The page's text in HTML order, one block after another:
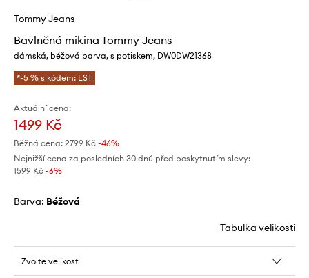
Tommy Jeans
Bavlněná mikina Tommy Jeans
dámská, béžová barva, s potiskem, DW0DW21368
*-5 % s kódem: LST
Aktuální cena:
1499 Kč
Běžná cena: 2799 Kč -46%
Nejnižší cena za posledních 30 dnů před poskytnutím slevy:
1599 Kč -6%
Barva: béžová
Tabulka velikosti
Zvolte velikost